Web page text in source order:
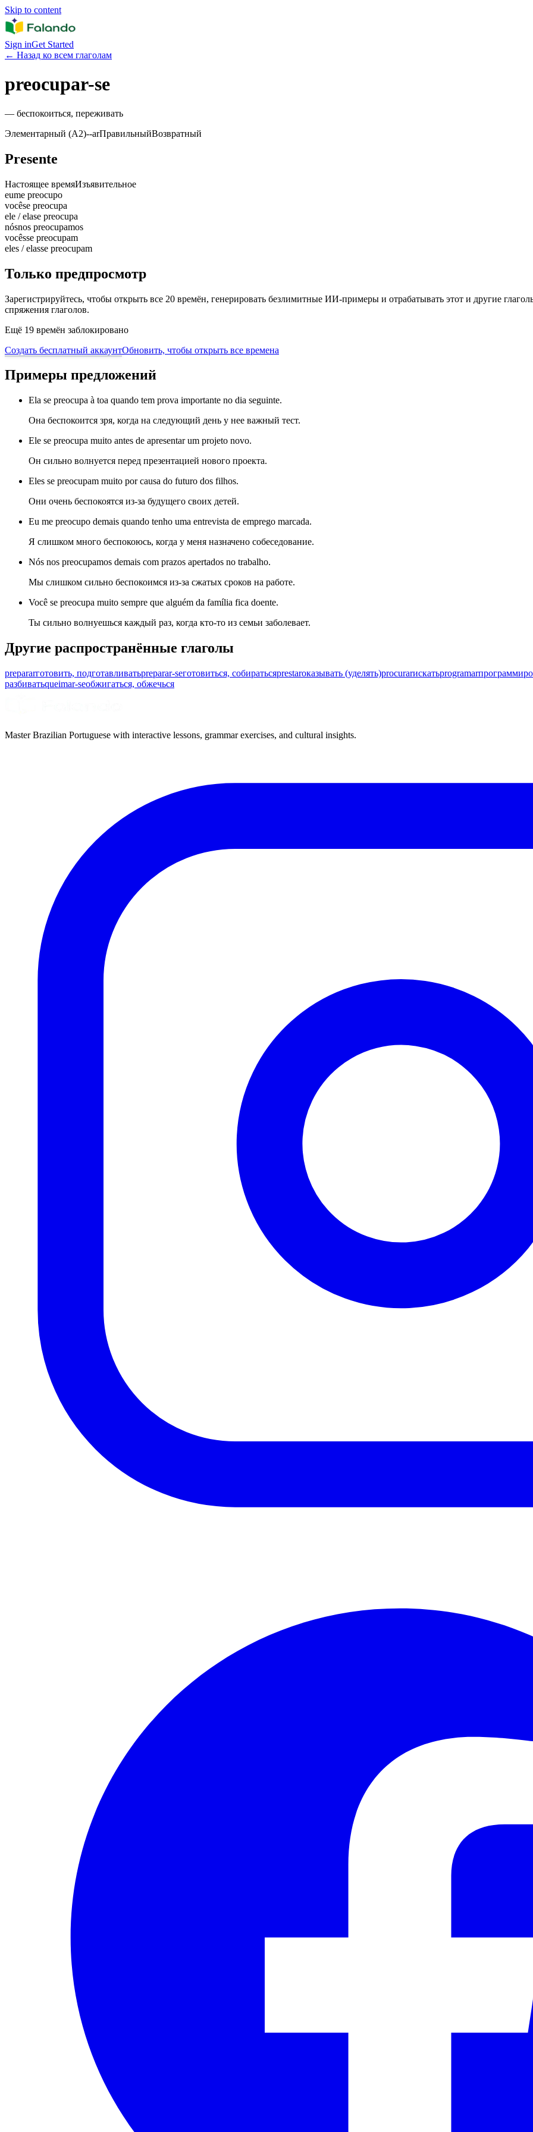
Skip to content
Sign inGet Started
← Назад ко всем глаголам
preocupar-se
— беспокоиться, переживать
Элементарный (A2)--arПравильныйВозвратный
Presente
Настоящее времяИзъявительное
eume preocupo
vocêse preocupa
ele / elase preocupa
nósnos preocupamos
vocêsse preocupam
eles / elasse preocupam
Только предпросмотр
Зарегистрируйтесь, чтобы открыть все 20 времён, генерировать безлимитные ИИ-примеры и отрабатывать этот и другие
спряжения глаголов.
Ещё 19 времён заблокировано
Создать бесплатный аккаунтОбновить, чтобы открыть все времена
Примеры предложений
Ela se preocupa à toa quando tem prova importante no dia seguinte.
Она беспокоится зря, когда на следующий день у нее важный тест.
Ele se preocupa muito antes de apresentar um projeto novo.
Он сильно волнуется перед презентацией нового проекта.
Eles se preocupam muito por causa do futuro dos filhos.
Они очень беспокоятся из-за будущего своих детей.
Eu me preocupo demais quando tenho uma entrevista de emprego marcada.
Я слишком много беспокоюсь, когда у меня назначено собеседование.
Nós nos preocupamos demais com prazos apertados no trabalho.
Мы слишком сильно беспокоимся из-за сжатых сроков на работе.
Você se preocupa muito sempre que alguém da família fica doente.
Ты сильно волнуешься каждый раз, когда кто-то из семьи заболевает.
Другие распространённые глаголы
prepararготовить, подготавливатьpreparar-seготовиться, собиратьсяprestarоказывать (уделять)procurarискатьprogramar
разбиватьqueimar-seобжигаться, обжечься
Master Brazilian Portuguese with interactive lessons, grammar exercises, and cultural insights.